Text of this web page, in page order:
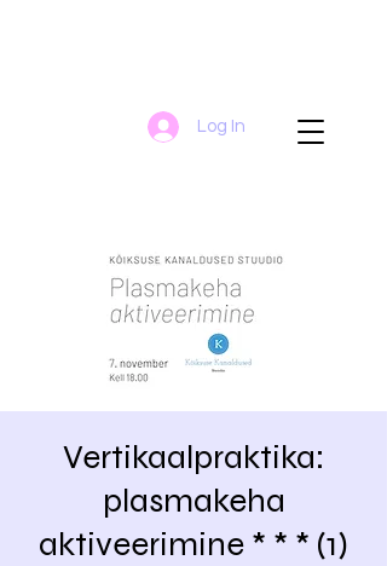
Log In
Vertikaalpraktika:
plasmakeha
aktiveerimine * * * (1)